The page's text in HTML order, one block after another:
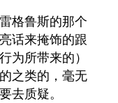
格鲁斯的那个
话来掩饰的跟
为所带来的）
之类的，毫无
去质疑。